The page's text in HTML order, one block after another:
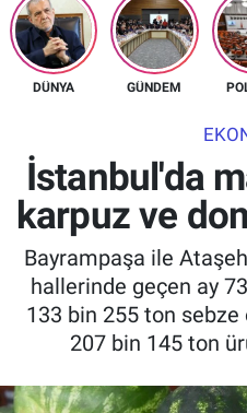
DÜNYA GÜNDEM
İstanbul'da
karpuz ve
Bayrampaşa ile
hallerinde geçen ay
133 bin 255 ton
207 bin 145 ton